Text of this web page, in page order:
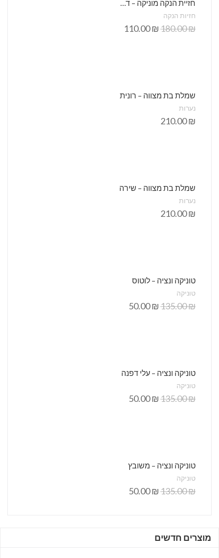
חזיית הנקה מוניקה – דגם 100
חזיות הנקה
180.00₪
110.00₪
שמלת בת מצווה – רונית
נערות
210.00₪
שמלת בת מצווה – שירה
נערות
210.00₪
טוניקה ונציה – לוטוס
טוניקה
135.00₪
50.00₪
טוניקה ונציה – עלי דפנה
טוניקה
135.00₪
50.00₪
טוניקה ונציה – משובץ
טוניקה
135.00₪
50.00₪
מוצרים חדשים